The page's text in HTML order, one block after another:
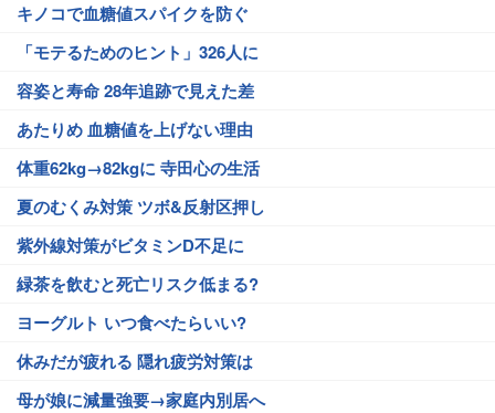
キノコで血糖値スパイクを防ぐ
「モテるためのヒント」326人に
容姿と寿命 28年追跡で見えた差
あたりめ 血糖値を上げない理由
体重62kg→82kgに 寺田心の生活
夏のむくみ対策 ツボ&反射区押し
紫外線対策がビタミンD不足に
緑茶を飲むと死亡リスク低まる?
ヨーグルト いつ食べたらいい?
休みだが疲れる 隠れ疲労対策は
母が娘に減量強要→家庭内別居へ